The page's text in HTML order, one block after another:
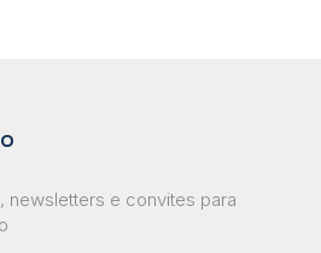
newsletters e convites para